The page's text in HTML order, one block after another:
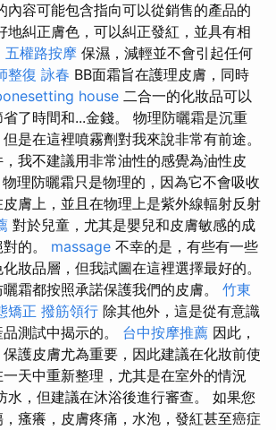
內容可能包含指向可以從銷售的產品的
地糾正膚色，可以糾正發紅，並具有相
五權路按摩 保濕，減輕並不會引起任何
整復 詠春 BB面霜旨在護理皮膚，同時
house 二合一的化妝品可以
了時間和...金錢。 物理防曬霜是沉重
是在這裡噴霧劑對我來說非常有前途。
我不建議用非常油性的感覺為油性皮
物理防曬霜只是物理的，因為它不會吸收
膚上，並且在物理上是紫外線輻射反射
對於兒童，尤其是嬰兒和皮膚敏感的成
的。 massage 不幸的是，有些有一些
妝品層，但我試圖在這裡選擇最好的。
霜都按照承諾保護我們的皮膚。 竹東
矯正 撥筋領行 除其他外，這是從有意識
測試中揭示的。 台中按摩推薦 因此，
護皮膚尤為重要，因此建議在化妝前使
天中重新整理，尤其是在室外的情況
水，但建議在沐浴後進行審查。 如果您
瘙癢，皮膚疼痛，水泡，發紅甚至癌症